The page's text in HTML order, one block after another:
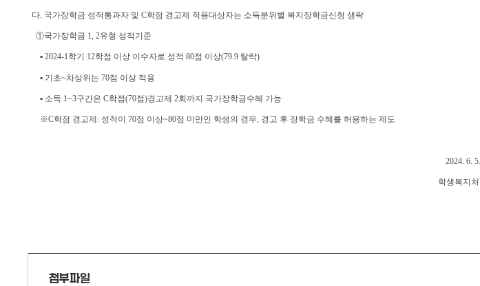
다 국가장학금 성적통과자 및 C학점 경고제 적용대상자는 소득분위별 복지장학금신청 생략
①국가장학금 1, 2유형 성적기준
▪ 2024-1학기 12학점 이상 이수자로 성적 80점 이상(79.9 탈락)
▪ 기초~차상위는 70점 이상 적용
▪ 소득 1~3구간은 C학점(70점)경고제 2회까지 국가장학금수혜 가능
※C학점 경고제 : 성적이 70점 이상~80점 미만인 학생의 경우, 경고 후 장학금 수혜를 허용하는 제도
2024. 6. 5.
학생복지
첨부파일